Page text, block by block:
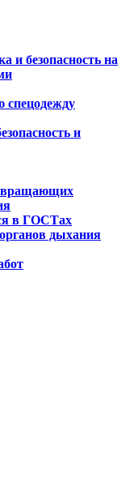
и безопасность на
спецодежду
и
в ГОСТах
дыхания